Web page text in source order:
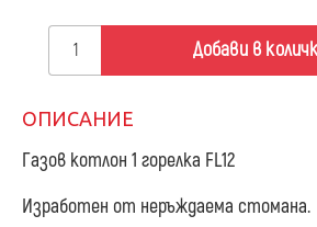
Добави в
ОПИСАНИЕ
Газов котлон 1 горелкa FL12
Изработен от неръждаема стомана.